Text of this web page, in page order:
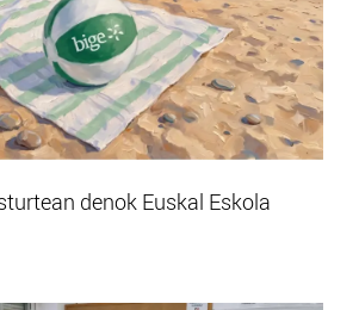
denok Euskal Eskola